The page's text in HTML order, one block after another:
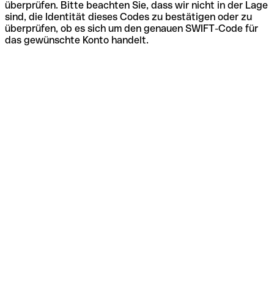
überprüfen. Bitte beachten Sie, dass wir nicht in der Lage
sind, die Identität dieses Codes zu bestätigen oder zu
überprüfen, ob es sich um den genauen SWIFT-Code für
das gewünschte Konto handelt.